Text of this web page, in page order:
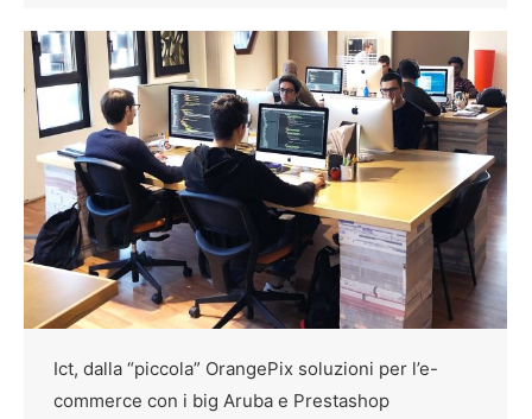
Ict, dalla “piccola” OrangePix soluzioni per l’e-
commerce con i big Aruba e Prestashop